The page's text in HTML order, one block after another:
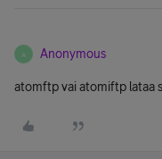
A Anonymous
atomftp vai atomiftp lataa